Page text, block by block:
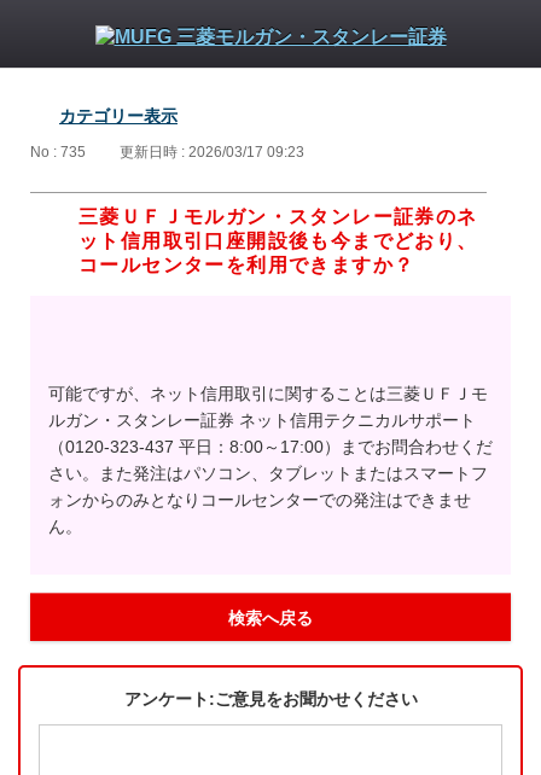
カテゴリー表示
No : 735 更新日時 : 2026/03/17 09:23
三菱ＵＦＪモルガン・スタンレー証券のネ
ット信用取引口座開設後も今までどおり、
コールセンターを利用できますか？
可能ですが、ネット信用取引に関することは三菱ＵＦＪモ
ルガン・スタンレー証券 ネット信用テクニカルサポート
（0120-323-437 平日：8:00～17:00）までお問合わせくだ
さい。また発注はパソコン、タブレットまたはスマートフ
ォンからのみとなりコールセンターでの発注はできませ
ん。
検索へ戻る
アンケート:ご意見をお聞かせください